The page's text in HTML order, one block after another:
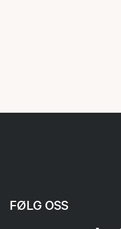
FØLG OSS